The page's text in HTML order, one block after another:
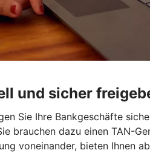
und sicher
Sie Ihre Bankgeschäfte
brauchen dazu einen TAN-
voneinander, bieten Ihnen